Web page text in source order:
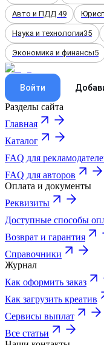
Авто и ПДД 49
Наука и технологии35
Экономика и финансы5
Войти
Разделы сайта
Главная
Каталог
FAQ для
FAQ для авторов
Оплата и документы
Реквизиты
Доступные способы
Возврат и гарантия
Справочники
Журнал
Как оформить заказ
Как загрузить креатив
Сервисы выплат
Все статьи